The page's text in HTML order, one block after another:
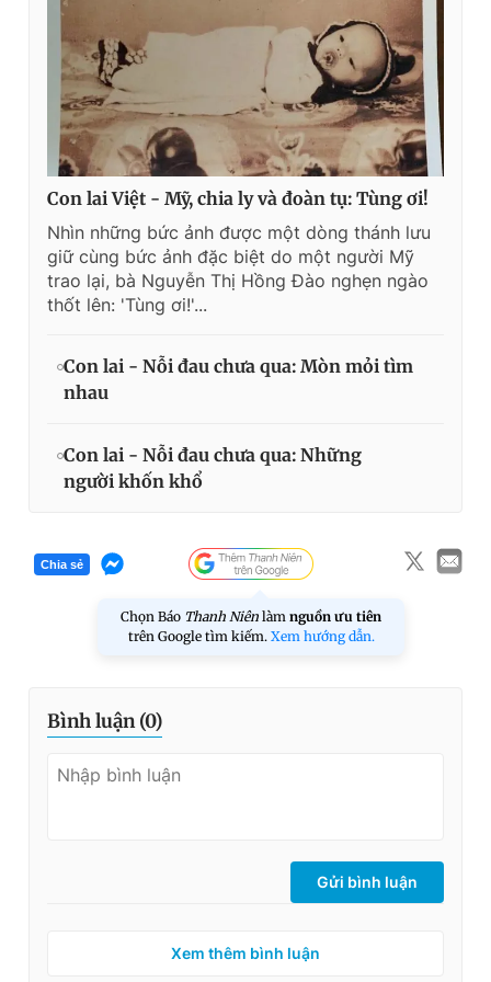
Con lai Việt - Mỹ, chia ly và đoàn tụ: Tùng ơi!
Nhìn những bức ảnh được một dòng thánh lưu
giữ cùng bức ảnh đặc biệt do một người Mỹ
trao lại, bà Nguyễn Thị Hồng Đào nghẹn ngào
thốt lên: 'Tùng ơi!'...
Con lai - Nỗi đau chưa qua: Mòn mỏi tìm
nhau
Con lai - Nỗi đau chưa qua: Những
người khốn khổ
Chia sẻ
Chọn Báo Thanh Niên làm nguồn ưu tiên
trên Google tìm kiếm. Xem hướng dẫn.
Bình luận (0)
Gửi bình luận
Xem thêm bình luận